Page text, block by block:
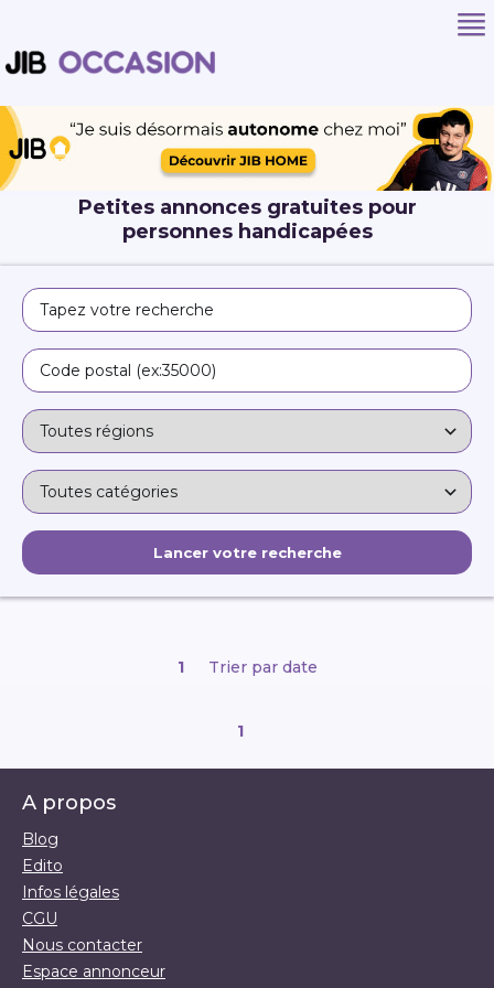
Petites annonces gratuites pour
personnes handicapées
1 Trier par date
1
A propos
Blog
Edito
Infos légales
CGU
Nous contacter
Espace annonceur